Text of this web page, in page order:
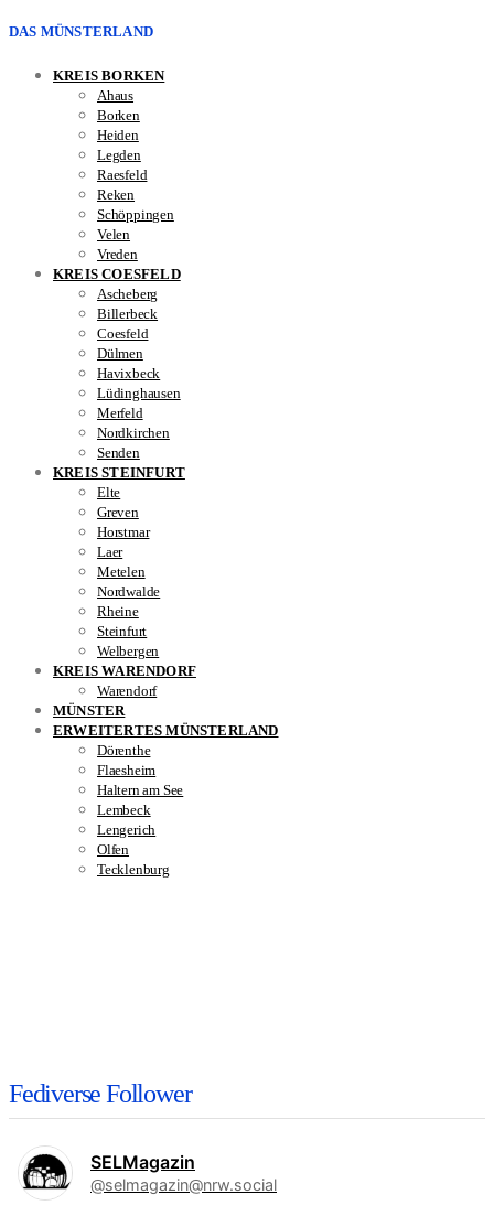
DAS MÜNSTERLAND
KREIS BORKEN
Ahaus
Borken
Heiden
Legden
Raesfeld
Reken
Schöppingen
Velen
Vreden
KREIS COESFELD
Ascheberg
Billerbeck
Coesfeld
Dülmen
Havixbeck
Lüdinghausen
Merfeld
Nordkirchen
Senden
KREIS STEINFURT
Elte
Greven
Horstmar
Laer
Metelen
Nordwalde
Rheine
Steinfurt
Welbergen
KREIS WARENDORF
Warendorf
MÜNSTER
ERWEITERTES MÜNSTERLAND
Dörenthe
Flaesheim
Haltern am See
Lembeck
Lengerich
Olfen
Tecklenburg
Fediverse Follower
SELMagazin
@selmagazin@nrw.social